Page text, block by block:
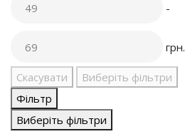
-
грн.
Скасувати
Виберіть фільтри
Фільтр
Виберіть фільтри